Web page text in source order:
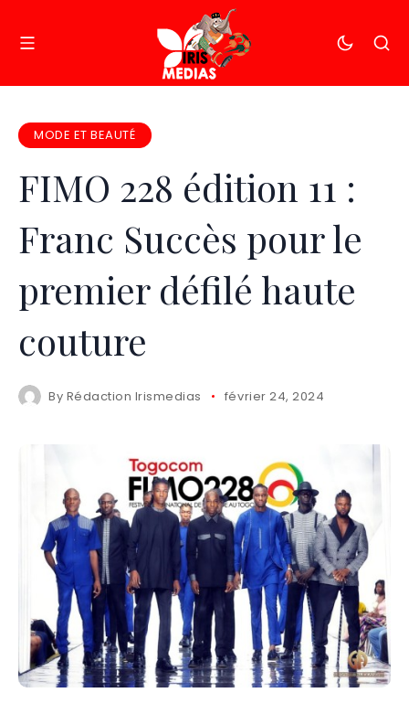
MODE ET BEAUTÉ
FIMO 228 édition 11 :
Franc Succès pour le
premier défilé haute
couture
By Rédaction Irismedias février 24, 2024